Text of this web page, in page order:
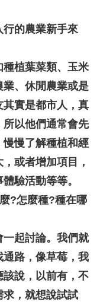
的農業新手來
植葉菜類、玉米
、休閒農業或是
實是都市人，真
以他們通常會先
慢了解種植和經
或者增加項目，
驗活動等等。
?怎麼種?種在哪
起討論。我們就
路，像草莓，我
說，以前有，不
，就想說試試